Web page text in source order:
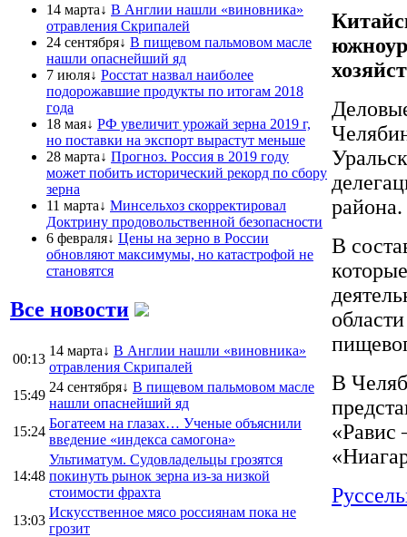
14 марта↓ В Англии нашли «виновника»
отравления Скрипалей
24 сентября↓ В пищевом пальмовом масле
нашли опаснейший яд
7 июля↓ Росстат назвал наиболее
подорожавшие продукты по итогам 2018
года
18 мая↓ РФ увеличит урожай зерна 2019 г,
но поставки на экспорт вырастут меньше
28 марта↓ Прогноз. Россия в 2019 году
может побить исторический рекорд по сбору
зерна
11 марта↓ Минсельхоз скорректировал
Доктрину продовольственной безопасности
6 февраля↓ Цены на зерно в России
обновляют максимумы, но катастрофой не
становятся
Все новости
00:13
14 марта↓ В Англии нашли «виновника»
отравления Скрипалей
15:49
24 сентября↓ В пищевом пальмовом масле
нашли опаснейший яд
15:24
Богатеем на глазах… Ученые объяснили
введение «индекса самогона»
14:48
Ультиматум. Судовладельцы грозятся
покинуть рынок зерна из-за низкой
стоимости фрахта
13:03
Искусственное мясо россиянам пока не
грозит
района.
В
В
«Равис